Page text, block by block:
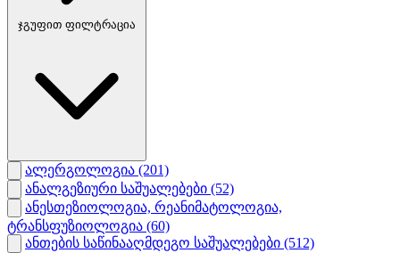
ჯგუფით ფილტრაცია
ალერგოლოგია (201)
ანალგეზიური საშუალებები (52)
ანესთეზიოლოგია, რეანიმატოლოგია,
ტრანსფუზიოლოგია (60)
ანთების საწინააღმდეგო საშუალებები (512)